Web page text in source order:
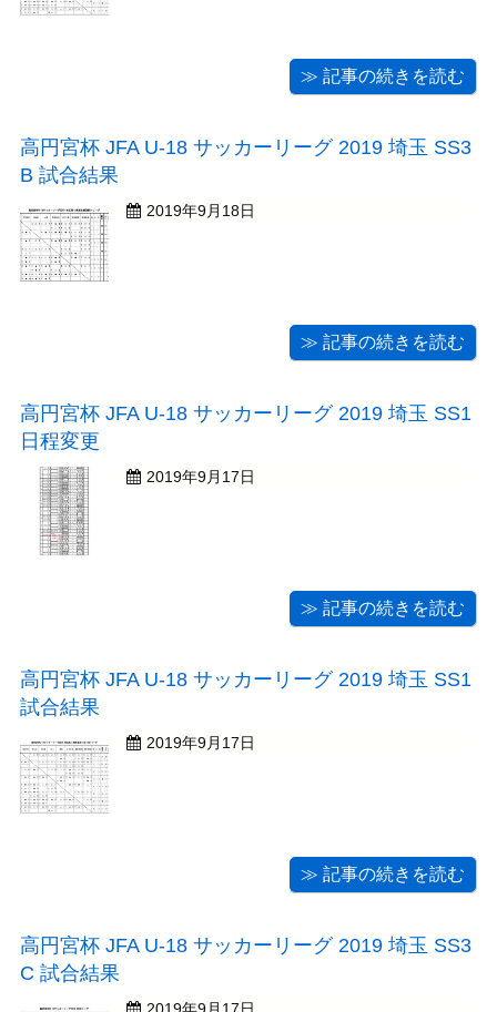
≫ 記事の続きを読む
高円宮杯 JFA U-18 サッカーリーグ 2019 埼玉 SS3
B 試合結果
2019年9月18日
≫ 記事の続きを読む
高円宮杯 JFA U-18 サッカーリーグ 2019 埼玉 SS1
日程変更
2019年9月17日
≫ 記事の続きを読む
高円宮杯 JFA U-18 サッカーリーグ 2019 埼玉 SS1
試合結果
2019年9月17日
≫ 記事の続きを読む
高円宮杯 JFA U-18 サッカーリーグ 2019 埼玉 SS3
C 試合結果